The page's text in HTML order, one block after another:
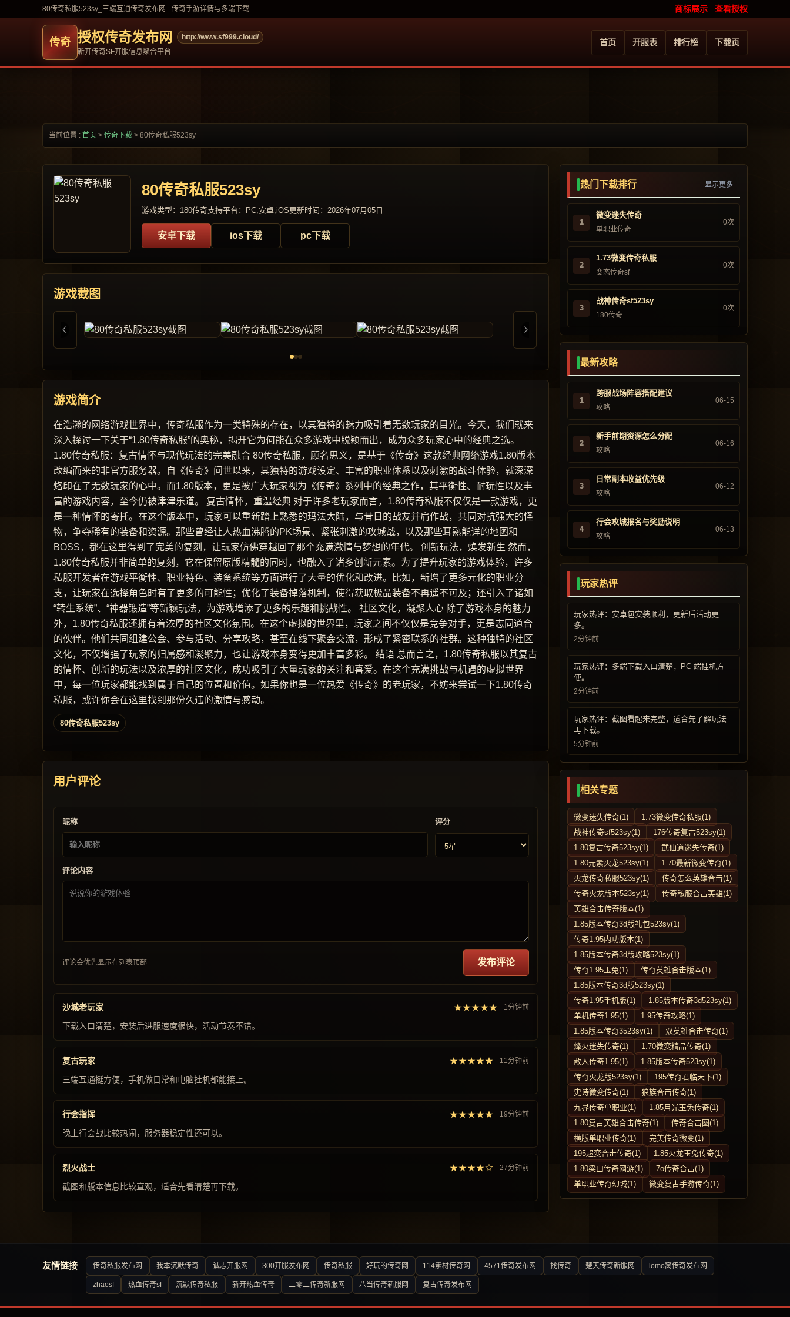
80传奇私服523sy_三端互通传奇发布网 - 传奇手游详情与多端下载 商标展示 查看授权
授权传奇发布网
http://www.sf999.cloud/
新开传奇SF开服信息聚合平台
首页 开服表 排行榜 下载页
当前位置 : 首页 > 传奇下载 > 80传奇私服523sy
80传奇私服523sy
游戏类型：180传奇支持平台：PC,安卓,iOS更新时间：2026年07月05日
安卓下载 ios下载 pc下载
游戏截图
游戏简介
在浩瀚的网络游戏世界中，传奇私服作为一类特殊的存在，以其独特的魅力吸引着无数玩家的目光。今天，我们就来
深入探讨一下关于“1.80传奇私服”的奥秘，揭开它为何能在众多游戏中脱颖而出，成为众多玩家心中的经典之选。
1.80传奇私服：复古情怀与现代玩法的完美融合 80传奇私服，顾名思义，是基于《传奇》这款经典网络游戏1.80版本
改编而来的非官方服务器。自《传奇》问世以来，其独特的游戏设定、丰富的职业体系以及刺激的战斗体验，就深深
烙印在了无数玩家的心中。而1.80版本，更是被广大玩家视为《传奇》系列中的经典之作，其平衡性、耐玩性以及丰
富的游戏内容，至今仍被津津乐道。 复古情怀，重温经典 对于许多老玩家而言，1.80传奇私服不仅仅是一款游戏，更
是一种情怀的寄托。在这个版本中，玩家可以重新踏上熟悉的玛法大陆，与昔日的战友并肩作战，共同对抗强大的怪
物，争夺稀有的装备和资源。那些曾经让人热血沸腾的PK场景、紧张刺激的攻城战，以及那些耳熟能详的地图和
BOSS，都在这里得到了完美的复刻，让玩家仿佛穿越回了那个充满激情与梦想的年代。 创新玩法，焕发新生 然而，
1.80传奇私服并非简单的复刻，它在保留原版精髓的同时，也融入了诸多创新元素。为了提升玩家的游戏体验，许多
私服开发者在游戏平衡性、职业特色、装备系统等方面进行了大量的优化和改进。比如，新增了更多元化的职业分
支，让玩家在选择角色时有了更多的可能性；优化了装备掉落机制，使得获取极品装备不再遥不可及；还引入了诸如
“转生系统”、“神器锻造”等新颖玩法，为游戏增添了更多的乐趣和挑战性。 社区文化，凝聚人心 除了游戏本身的魅力
外，1.80传奇私服还拥有着浓厚的社区文化氛围。在这个虚拟的世界里，玩家之间不仅仅是竞争对手，更是志同道合
的伙伴。他们共同组建公会、参与活动、分享攻略，甚至在线下聚会交流，形成了紧密联系的社群。这种独特的社区
文化，不仅增强了玩家的归属感和凝聚力，也让游戏本身变得更加丰富多彩。 结语 总而言之，1.80传奇私服以其复古
的情怀、创新的玩法以及浓厚的社区文化，成功吸引了大量玩家的关注和喜爱。在这个充满挑战与机遇的虚拟世界
中，每一位玩家都能找到属于自己的位置和价值。如果你也是一位热爱《传奇》的老玩家，不妨来尝试一下1.80传奇
私服，或许你会在这里找到那份久违的激情与感动。
80传奇私服523sy
用户评论
昵称 评分
评论内容
评论会优先显示在列表顶部 发布评论
沙城老玩家 ★★★★★ 1分钟前
下载入口清楚，安装后进服速度很快，活动节奏不错。
复古玩家 ★★★★★ 11分钟前
三端互通挺方便，手机做日常和电脑挂机都能接上。
行会指挥 ★★★★★ 19分钟前
晚上行会战比较热闹，服务器稳定性还可以。
烈火战士 ★★★★☆ 27分钟前
截图和版本信息比较直观，适合先看清楚再下载。
热门下载排行 显示更多
1
微变迷失传奇
单职业传奇
0次
2
1.73微变传奇私服
变态传奇sf
0次
3
战神传奇sf523sy
180传奇
0次
最新攻略
1
跨服战场阵容搭配建议
攻略
06-15
2
新手前期资源怎么分配
攻略
06-16
3
日常副本收益优先级
攻略
06-12
4
行会攻城报名与奖励说明
攻略
06-13
玩家热评
玩家热评：安卓包安装顺利，更新后活动更
多。
2分钟前
玩家热评：多端下载入口清楚，PC 端挂机方
便。
2分钟前
玩家热评：截图看起来完整，适合先了解玩法
再下载。
5分钟前
相关专题
微变迷失传奇(1)
1.73微变传奇私服(1)
战神传奇sf523sy(1)
176传奇复古523sy(1)
1.80复古传奇523sy(1)
武仙道迷失传奇(1)
1.80元素火龙523sy(1)
1.70最新微变传奇(1)
火龙传奇私服523sy(1)
传奇怎么英雄合击(1)
传奇火龙版本523sy(1)
传奇私服合击英雄(1)
英雄合击传奇版本(1)
1.85版本传奇3d版礼包523sy(1)
传奇1.95内功版本(1)
1.85版本传奇3d版攻略523sy(1)
传奇1.95玉兔(1)
传奇英雄合击版本(1)
1.85版本传奇3d版523sy(1)
传奇1.95手机版(1)
1.85版本传奇3d523sy(1)
单机传奇1.95(1)
1.95传奇攻略(1)
1.85版本传奇3523sy(1)
双英雄合击传奇(1)
烽火迷失传奇(1)
1.70微变精品传奇(1)
散人传奇1.95(1)
1.85版本传奇523sy(1)
传奇火龙版523sy(1)
195传奇君临天下(1)
史诗微变传奇(1)
狼族合击传奇(1)
九界传奇单职业(1)
1.85月光玉兔传奇(1)
1.80复古英雄合击传奇(1)
传奇合击图(1)
横版单职业传奇(1)
完美传奇微变(1)
195超变合击传奇(1)
1.85火龙玉兔传奇(1)
1.80梁山传奇网游(1)
7o传奇合击(1)
单职业传奇幻城(1)
微变复古手游传奇(1)
友情链接 传奇私服发布网 我本沉默传奇 诚志开服网 300开服发布网 传奇私服 好玩的传奇网 114素材传奇网 4571传奇发布网 找传奇 楚天传奇新服网 lomo窝传奇发布网
zhaosf 热血传奇sf 沉默传奇私服 新开热血传奇 二零二传奇新服网 八当传奇新服网 复古传奇发布网